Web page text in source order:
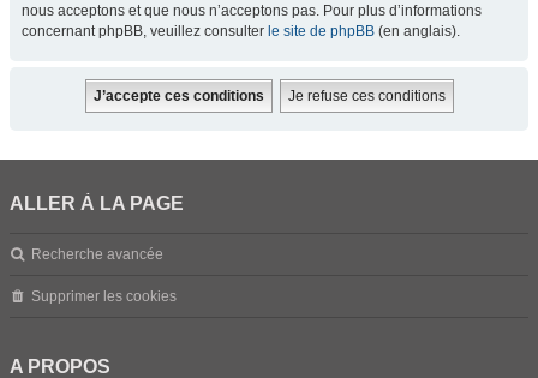
nous acceptons et que nous n’acceptons pas. Pour plus d’informations
concernant phpBB, veuillez consulter le site de phpBB (en anglais).
ALLER À LA PAGE
Recherche avancée
Supprimer les cookies
A PROPOS